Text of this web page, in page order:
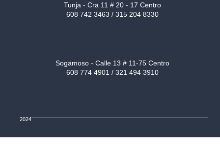
Tunja - Cra 11 # 20 - 17 Centro
608 742 3463 / 315 204 8330
Sogamoso - Calle 13 # 11-75 Centro
608 774 4901 / 321 494 3910
2024